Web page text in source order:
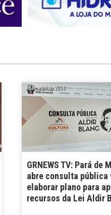
18 de abril de 2024
GRNEWS TV: Pará de
abre consulta pública
elaborar plano para
recursos da Lei Aldir